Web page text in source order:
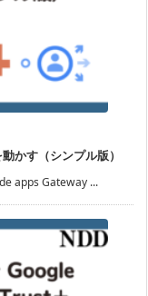
かす（シンプル版）
apps Gateway ...